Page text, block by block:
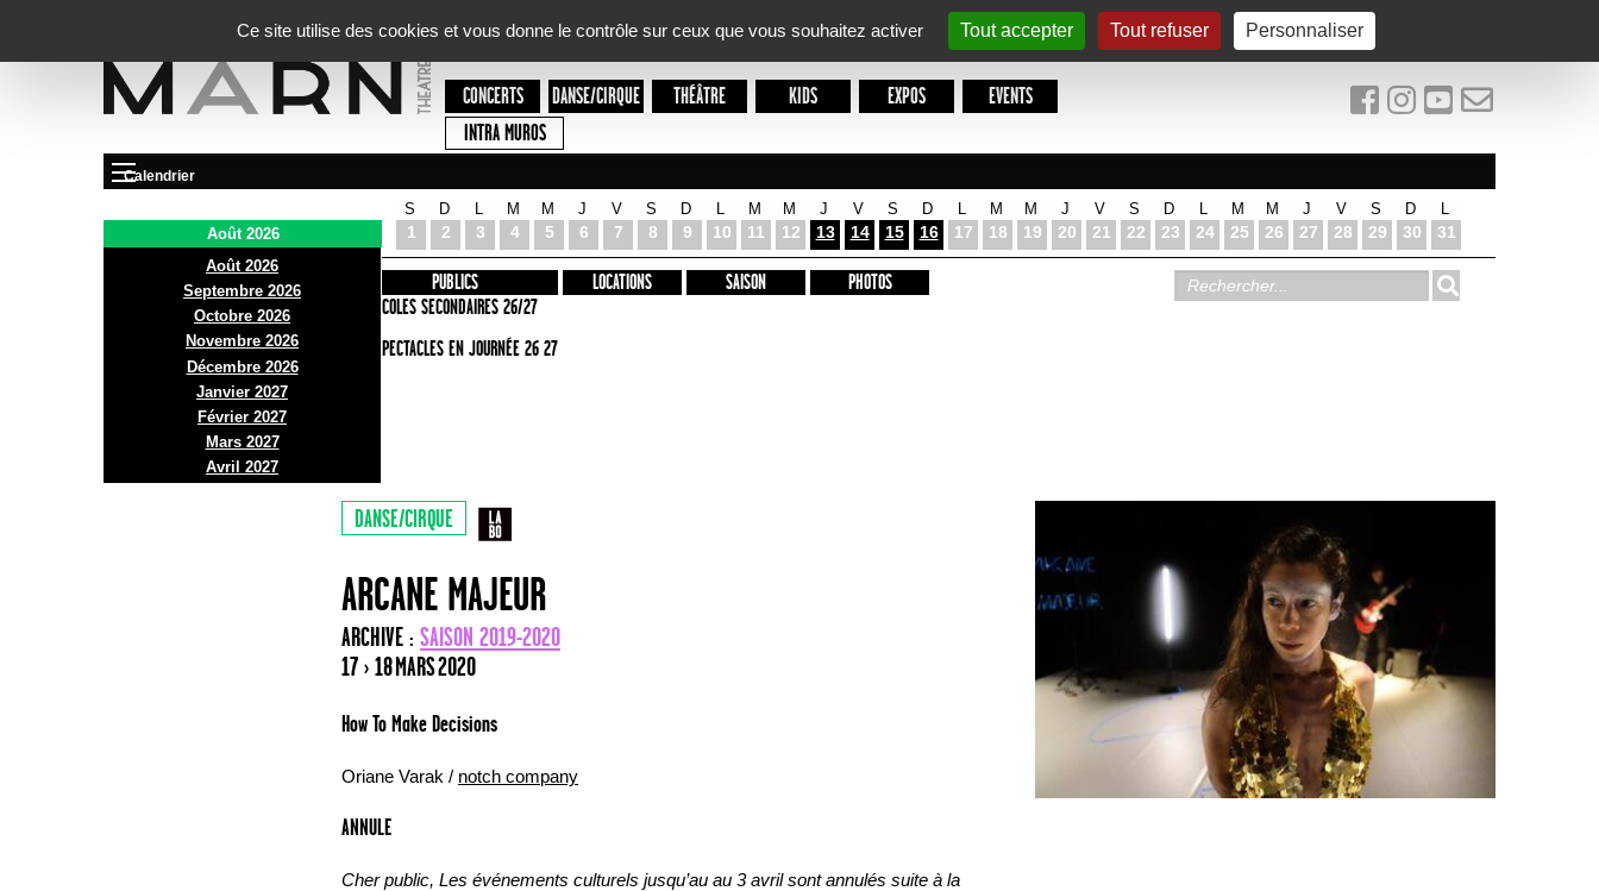
Ce site utilise des cookies et vous donne le contrôle sur ceux que vous souhaitez activer
Tout accepter Tout refuser Personnaliser
CONCERTS DANSE/CIRQUE THÉÂTRE KIDS EXPOS
EVENTS
INTRA MUROS
Calendrier
Août 2026
Août 2026
Septembre 2026
Octobre 2026
Novembre 2026
Décembre 2026
Janvier 2027
Février 2027
Mars 2027
Avril 2027
S
1
D
2 3
M
4
M
5
J
6
V
7
S
8
D
9 10
M
11
M
12
J
13
V
14
S
15
D
16 17
M
18
M
19
J
20
V
21
S
22
D
23 24
M
25
M
26
J
27
V
28
S
29
D
30 31
PRÉSENTATION
INFOS PRATIQUES
ACCES
BAR ET BISTRO
BILLETTERIE
PUBLICS
ECOLES SECONDAIRES 26/27
SPECTACLES EN JOURNÉE 26 27
LOCATIONS SAISON PHOTOS
DANSE/CIRQUE
ARCANE MAJEUR
ARCHIVE : SAISON 2019-2020
17 › 18 MARS 2020
How To Make Decisions
Oriane Varak / notch company
ANNULE
Cher public, Les événements culturels jusqu’au au 3 avril sont annulés suite à la